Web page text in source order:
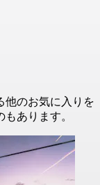
他のお気に入りを
あります。